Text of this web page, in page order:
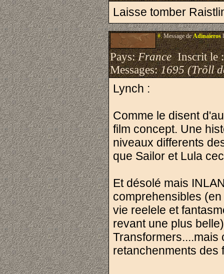
Laisse tomber
#.Message deAdinaieros
Pays:FranceInscrit le
Messages:1695 (Trõll
Lynch :
Comme le disent
film concept. Une
niveaux differents
que Sailor et Lula
Et désolé mais
comprehensibles
vie reelele et
revant une plus
Transformers....mais
retanchenments des